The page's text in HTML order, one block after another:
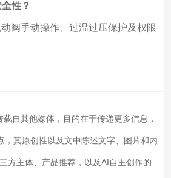
性？
阀手动操作、过温过压保护及权限
自其他媒体，目的在于传递更多信息，
，其原创性以及文中陈述文字、图片和内
方主体、产品推荐，以及AI自主创作的